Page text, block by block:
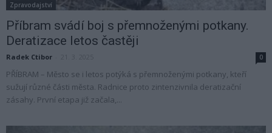
Zpravodajství
Příbram svádí boj s přemnoženými potkany.
Deratizace letos častěji
Radek Ctibor 0
PŘÍBRAM – Město se i letos potýká s přemnoženými potkany, kteří
sužují různé části města. Radnice proto zintenzivnila deratizační
zásahy. První etapa již začala,...